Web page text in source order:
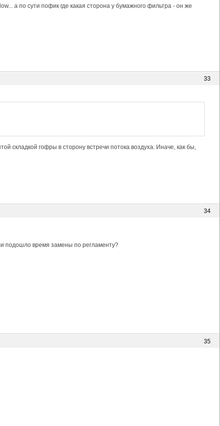
а по сути пофик где какая сторона у бумажного фильтра - он же
33
складкой гофры в сторону встречи потока воздуха. Иначе, как бы,
34
подошло время замены по регламенту?
35